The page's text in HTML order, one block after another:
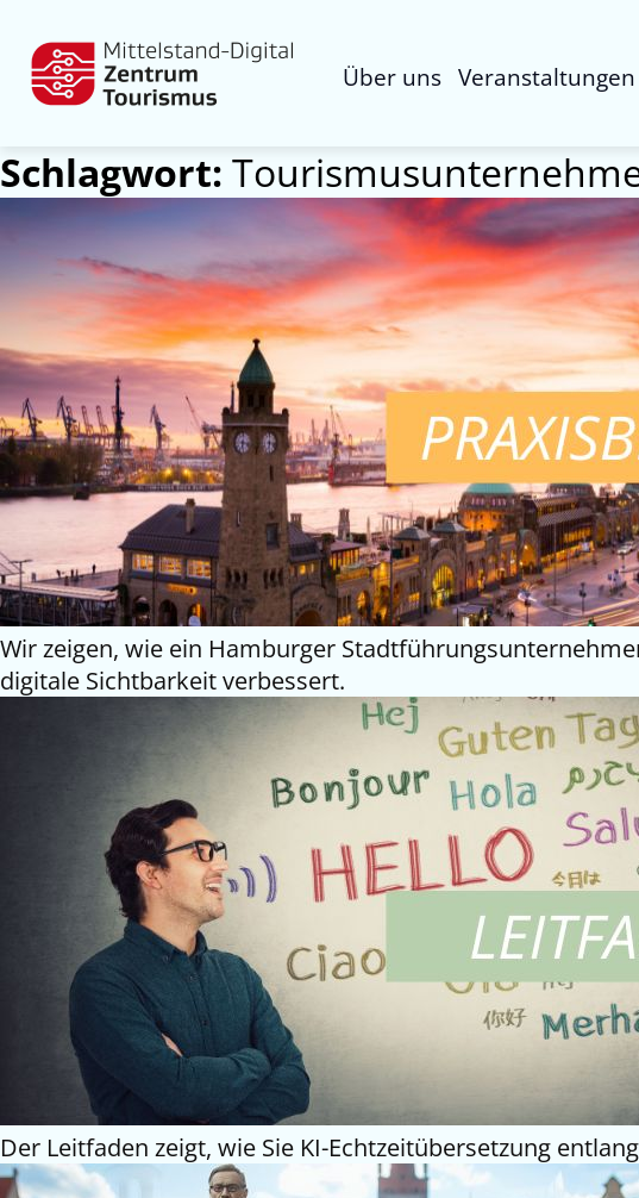
Über uns Veranstaltungen
Schlagwort:
Wir zeigen, wie ein Hamburger
digitale Sichtbarkeit verbessert.
Der Leitfaden zeigt, wie Sie KI-Echtzeitübersetzung